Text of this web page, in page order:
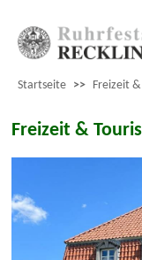
Startseite >> Freizeit
Freizeit &